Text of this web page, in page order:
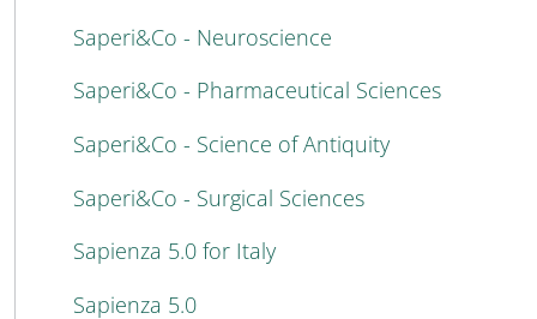
Saperi&Co - Neuroscience
Saperi&Co - Pharmaceutical Sciences
Saperi&Co - Science of Antiquity
Saperi&Co - Surgical Sciences
Sapienza 5.0 for Italy
Sapienza 5.0